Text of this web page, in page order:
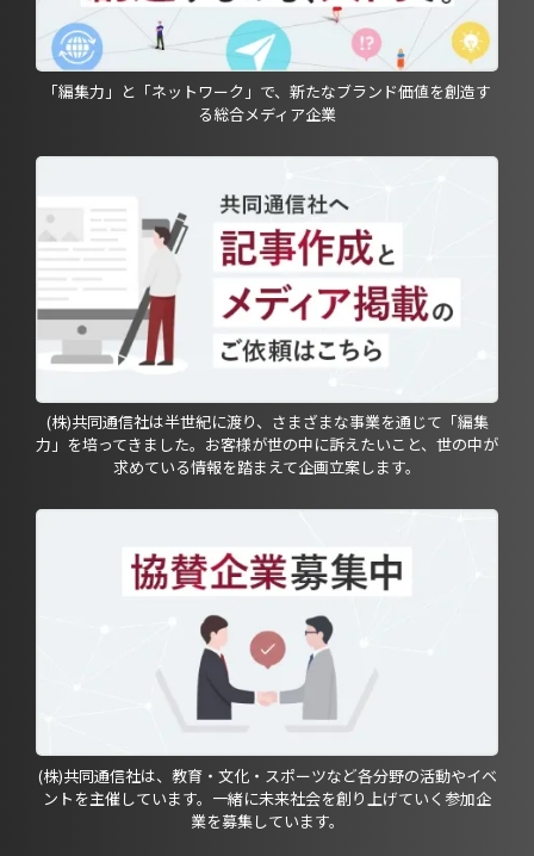
「編集力」と「ネットワーク」で、新たなブランド価値を創造す
る総合メディア企業
(株)共同通信社は半世紀に渡り、さまざまな事業を通じて「編集
力」を培ってきました。お客様が世の中に訴えたいこと、世の中が
求めている情報を踏まえて企画立案します。
(株)共同通信社は、教育・文化・スポーツなど各分野の活動やイベ
ントを主催しています。一緒に未来社会を創り上げていく参加企
業を募集しています。